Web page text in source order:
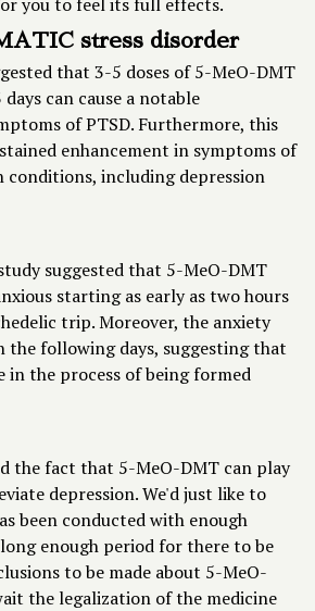
stress disorder
that 3-5 doses of 5-MeO-DMT
can cause a notable
of PTSD. Furthermore, this
enhancement in symptoms of
including depression
suggested that 5-MeO-DMT
starting as early as two hours
trip. Moreover, the anxiety
the following days, suggesting that
in the process of being formed
the fact that 5-MeO-DMT can play
depression. We'd just like to
been conducted with enough
enough period for there to be
to be made about 5-MeO-
the legalization of the medicine